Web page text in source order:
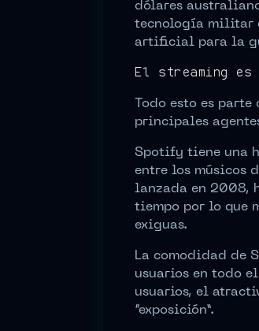
dólares
tecnología militar
artificial para la
El streaming
Todo esto es
principales
Spotify tiene una
entre los músicos
lanzada en 2008,
tiempo por lo que
exiguas.
La comodidad de
usuarios en todo
usuarios, el
“exposición”.